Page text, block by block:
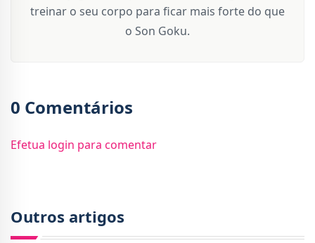
treinar o seu corpo para ficar mais forte do que
o Son Goku.
0 Comentários
Efetua login para comentar
Outros artigos